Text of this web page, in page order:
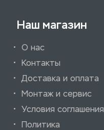
Наш магазин
О нас
Контакты
Доставка и оплата
Монтаж и сервис
Условия соглашения
Политика